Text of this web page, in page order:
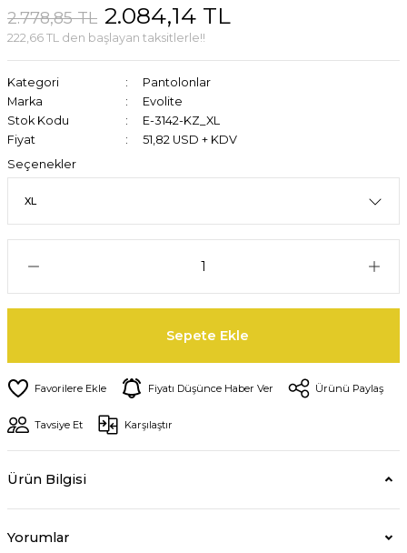
2.778,85 TL 2.084,14 TL
222,66 TL den başlayan taksitlerle!!
Kategori
Pantolonlar
Marka
Evolite
Stok Kodu
E-3142-KZ_XL
Fiyat
51,82 USD + KDV
Seçenekler
Sepete Ekle
Fiyatı Düşünce Haber Ver Ürünü Paylaş
Tavsiye Et Karşılaştır
Ürün Bilgisi
Yorumlar